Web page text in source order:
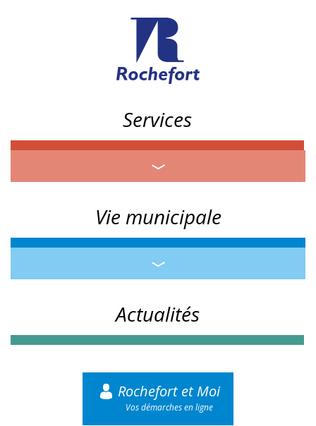
Services
Vie municipale
Actualités
Rochefort et Moi
Vos démarches en ligne